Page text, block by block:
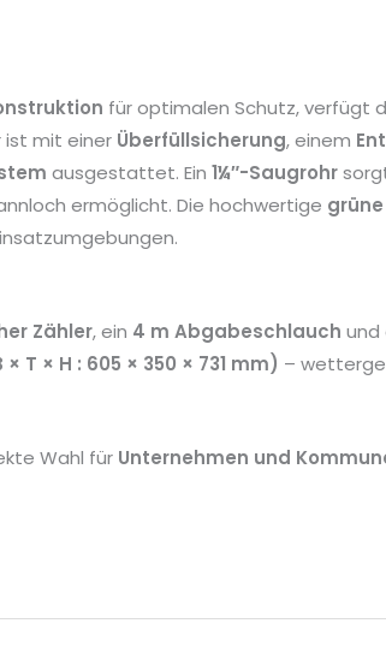
für optimalen Schutz, verfügt
ist mit einer Überfüllsicherung, einem
ausgestattet. Ein1¼″-Saugrohr
ermöglicht. Die hochwertige
Zähler, ein 4 m Abgabeschlauch und
T × H : 605 × 350 × 731 mm) –
Wahl für Unternehmen und